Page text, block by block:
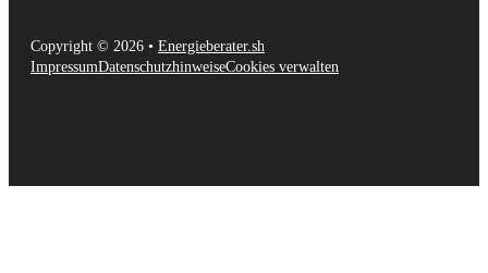
Copyright © 2026 • Energieberater.sh
ImpressumDatenschutzhinweiseCookies verwalten